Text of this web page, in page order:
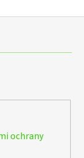
ochrany